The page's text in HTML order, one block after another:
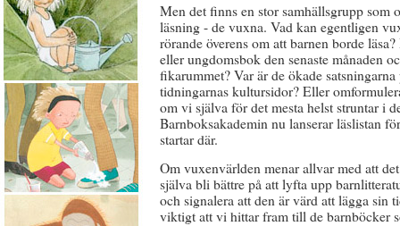
Men det finns en stor samhällsgrupp
läsning - de vuxna. Vad kan egentligen
rörande överens om att barnen borde
eller ungdomsbok den senaste månaden
fikarummet? Var är de ökade
tidningarnas kultursidor? Eller
om vi själva för det mesta helst struntar i
Barnboksakademin nu lanserar läslistan
startar där.
Om vuxenvärlden menar allvar med att
själva bli bättre på att lyfta upp
och signalera att den är värd att lägga sin
viktigt att vi hittar fram till de barnböcker